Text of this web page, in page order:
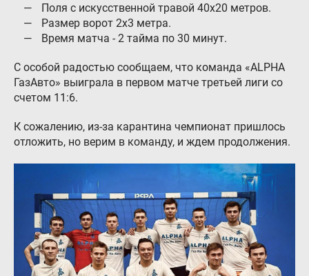
Email
Подписаться
Поля с искусственной травой 40х20 метров.
Размер ворот 2х3 метра.
Время матча - 2 тайма по 30 минут.
С особой радостью сообщаем, что команда «ALPHA
ГазАвто» выиграла в первом матче третьей лиги со
счетом 11:6.
К сожалению, из-за карантина чемпионат пришлось
отложить, но верим в команду, и ждем продолжения.